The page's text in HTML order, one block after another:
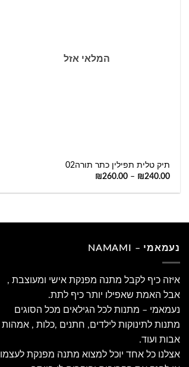
המלאי אזל
תיק טלית תפילין כתר תורה02
₪240.00
–
₪260.00
נעמאמי – NAMAMI
איזה כיף לקבל מתנה מפנקת אישי ומעוצבת ,
אבל האמת שאפילו יותר כיף לתת.
נעמאמי – מתנות לכל הגילאים מכל הסוגים
מתנות לתינוקות לילדים, חתנים ,כלות , אמהות
אבות ועוד.
אצלנו כל אחד יוכל למצוא מתנה מפנקת לעצמו